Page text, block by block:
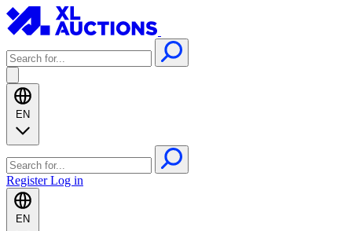
EN
RegisterLog in
EN